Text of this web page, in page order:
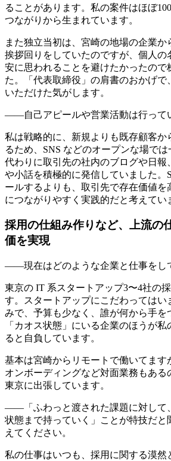
ることがあります。 私の案件はほぼ
つながりから生まれています。
また独立当初は、宮崎の地場の企業か
挨拶回りをしていたのですが、個人の
安に思われることを避けたかったので
た。「代表取締役」の肩書のおかげで
いただけた気がします。
――自己アピールや営業活動は行って
私は戦略的に、新規よりも既存顧客か
るため、SNS などのオープンな場では
代わりに取引先の社内のブログや日報
や小話を積極的に発信していました。
ールするよりも、取引先で存在価値を
につながりやすく実践的だと考えてい
採用の仕組み作りなど、上流の
価を実現
――現在はどのような企業と仕事をし
東京の IT 系スタートアップ3〜4社の
す。スタートアップにこだわってはい
みで、予算も少なく、誰が何から手を
「カオス状態」にいる企業のほうが
ると自負しています。
基本は宮崎からリモートで働いてます
オンボーディングなど対面業務もある
東京に出張しています。
――「ふわっと渡された課題に対して
状態まで持っていく」ことが特技だと
えてください。
私の仕事はいつも、採用に関する漠然